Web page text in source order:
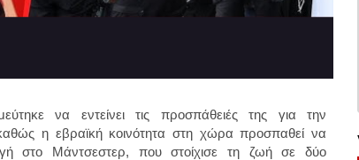
να εντείνει τις προσπάθειές της για την
η εβραϊκή κοινότητα στη χώρα προσπαθεί να
στο Μάντσεστερ, που στοίχισε τη ζωή σε δύο